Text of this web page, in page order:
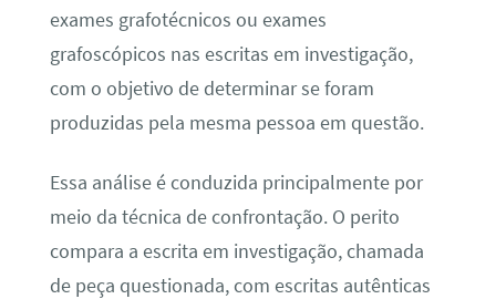
exames grafotécnicos ou exames
grafoscópicos nas escritas em investigação,
com o objetivo de determinar se foram
produzidas pela mesma pessoa em questão.
Essa análise é conduzida principalmente por
meio da técnica de confrontação. O perito
compara a escrita em investigação, chamada
de peça questionada, com escritas autênticas